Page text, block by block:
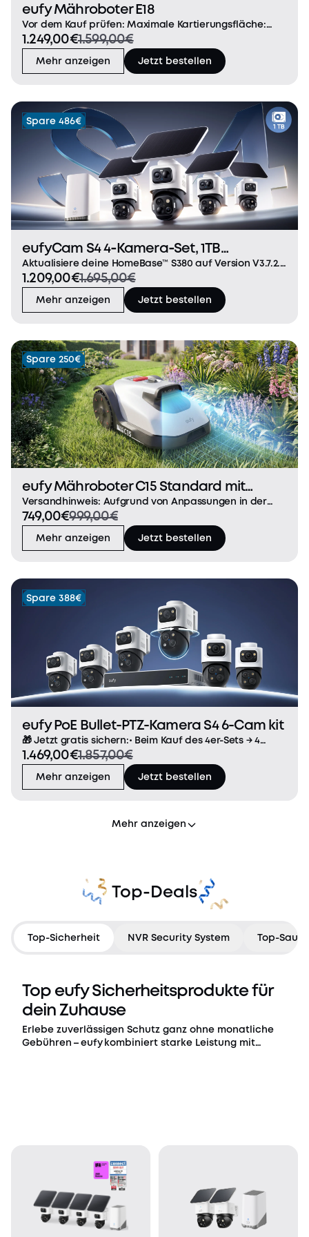
eufy Mähroboter E18
Vor dem Kauf prüfen: Maximale Kartierungsfläche:
1200m². Geeignet für eine Grashöhe von unter 9cm.
Entwickelt für flache Rasenflächen
(Höhenunterschiede unter 36cm).(Hinweis: Nicht
1.249,00€1.599,00€
Mehr anzeigen Jetzt bestellen
Spare 486€
eufyCam S4 4‑Kamera‑Set, 1TB
Festplatte
Aktualisiere deine HomeBase™ S380 auf Version V3.7.2.8
oder höher und verwende die aktuelle eufy App,
damit deine eufyCam S4 die 24/7-Aufzeichnung und
Snapshot-Funktion unterstützt. Innovative 3‑Linse
1.209,00€1.695,00€
Mehr anzeigen Jetzt bestellen
Spare 250€
eufy Mähroboter C15 Standard mit
Garage
Versandhinweis: Aufgrund von Anpassungen in der
Produktion und Bestandsplanung werden der
Mähroboter und das Zubehör (Garage) separat
versendet. Dein erster smarter Mähroboter. Ohne
749,00€999,00€
Mehr anzeigen Jetzt bestellen
Spare 388€
eufy PoE Bullet-PTZ-Kamera S4 6-Cam kit
🎁 Jetzt gratis sichern:• Beim Kauf des 4er-Sets → 4
Bullet-Kameras gratis• Beim Kauf des 6er- oder 8er-Sets
→ 1 kostenloses 4er-Bullet-Kamera-Set 3-Linsen Bullet-
PTZ-Kamera: Oben erfasst die 4K Weitw
1.469,00€1.857,00€
Mehr anzeigen Jetzt bestellen
Mehr anzeigen
Top-Deals
Top-Sicherheit NVR Security System Top-
Top eufy Sicherheitsprodukte für
dein Zuhause
Erlebe zuverlässigen Schutz ganz ohne monatliche
Gebühren – eufy kombiniert starke Leistung mit